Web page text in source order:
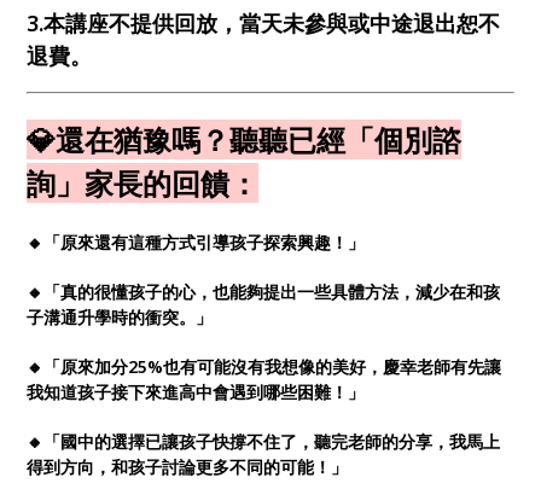
3.本講座不提供回放，當天未參與或中途退出恕不
退費。
💎還在猶豫嗎？聽聽已經「個別諮
詢」家長的回饋：
🔸「原來還有這種方式引導孩子探索興趣！」
🔸「真的很懂孩子的心，也能夠提出一些具體方法，減少在和孩
子溝通升學時的衝突。」
🔸「原來加分25%也有可能沒有我想像的美好，慶幸老師有先讓
我知道孩子接下來進高中會遇到哪些困難！」
🔸「國中的選擇已讓孩子快撐不住了，聽完老師的分享，我馬上
得到方向，和孩子討論更多不同的可能！」